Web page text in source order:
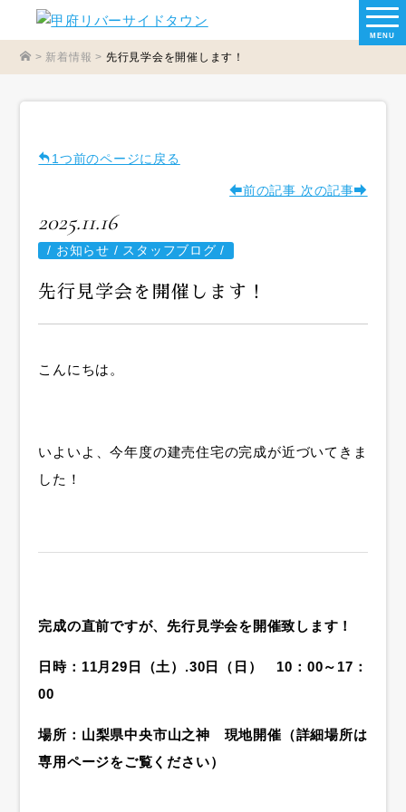
MENU
> 新着情報 > 先行見学会を開催します！
1つ前のページに戻る
前の記事 次の記事
2025.11.16
/ お知らせ / スタッフブログ /
先行見学会を開催します！
こんにちは。
いよいよ、今年度の建売住宅の完成が近づいてきま
した！
完成の直前ですが、先行見学会を開催致します！
日時：11月29日（土）.30日（日） 10：00～17：
00
場所：山梨県中央市山之神 現地開催（詳細場所は
専用ページをご覧ください）